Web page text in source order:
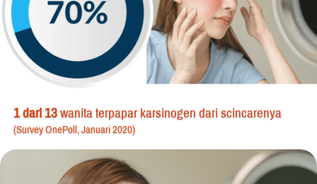
1 dari 13 wanita terpapar karsinogen dari scincarenya
(Survey OnePoll, Januari 2020)